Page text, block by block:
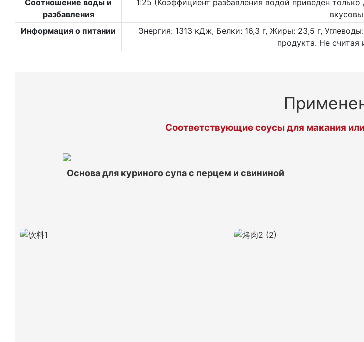
Соотношение воды и
разбавления
1:25 (Коэффициент разбавления водой приведен
Информация о питании
Энергия: 1313 кДж, Белки: 16,3 г, Жиры: 23,5 г,
продукта. Не считая
Соответствующие соусы для макания
Основа для куриного супа с перцем и свининой